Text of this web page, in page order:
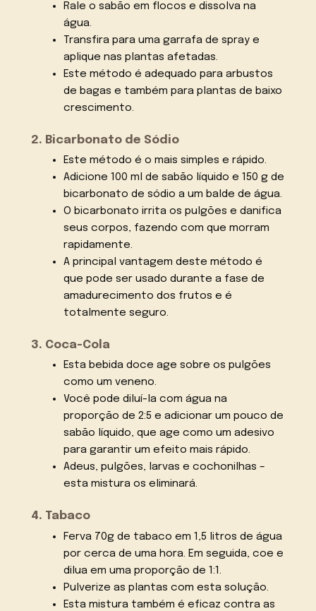
Rale o sabão em flocos e dissolva na
água.
Transfira para uma garrafa de spray e
aplique nas plantas afetadas.
Este método é adequado para arbustos
de bagas e também para plantas de baixo
crescimento.
2. Bicarbonato de Sódio
Este método é o mais simples e rápido.
Adicione 100 ml de sabão líquido e 150 g de
bicarbonato de sódio a um balde de água.
O bicarbonato irrita os pulgões e danifica
seus corpos, fazendo com que morram
rapidamente.
A principal vantagem deste método é
que pode ser usado durante a fase de
amadurecimento dos frutos e é
totalmente seguro.
3. Coca-Cola
Esta bebida doce age sobre os pulgões
como um veneno.
Você pode diluí-la com água na
proporção de 2:5 e adicionar um pouco de
sabão líquido, que age como um adesivo
para garantir um efeito mais rápido.
Adeus, pulgões, larvas e cochonilhas –
esta mistura os eliminará.
4. Tabaco
Ferva 70g de tabaco em 1,5 litros de água
por cerca de uma hora. Em seguida, coe e
dilua em uma proporção de 1:1.
Pulverize as plantas com esta solução.
Esta mistura também é eficaz contra as